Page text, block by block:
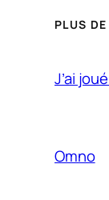
PLUS
J’ai
Omno